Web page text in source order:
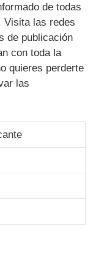
de todas
Visita las redes
de publicación
con toda la
quieres perderte
las